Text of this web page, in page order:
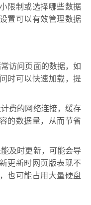
限制或选择哪些数据
置可以有效管理数据
访问页面的数据，如
时可以快速加载，提
费的网络连接，缓存
的数据量，从而节省
及时更新，可能会导
更新时网页版表现不
也可能占用大量硬盘